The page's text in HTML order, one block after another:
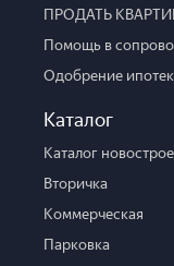
ПРОДАТЬ
Помощь в
Одобрение
Каталог
Каталог
Вторичка
Коммерческая
Парковка